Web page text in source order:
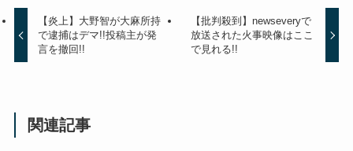
【炎上】大野智が大麻所持
で逮捕はデマ!!投稿主が発
言を撤回!!
【批判殺到】newseveryで
放送された火事映像はここ
で見れる!!
関連記事